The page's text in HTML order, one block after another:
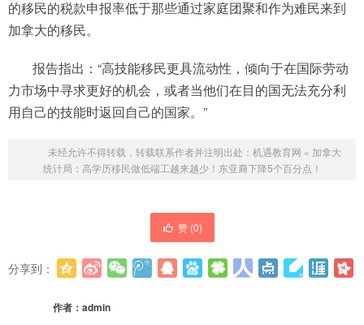
的移民的税款申报率低于那些通过家庭团聚和作为难民来到
加拿大的移民。
报告指出：“高技能移民更具流动性，倾向于在国际劳动
力市场中寻求更好的机会，或者当他们在目的国无法充分利
用自己的技能时返回自己的国家。”
未经允许不得转载，转载联系作者并注明出处： 机遇教育网 » 加拿大
统计局：高学历移民做低端工越来越少！东亚裔下降5个百分点！
赞 (0)
分享到：
作者： admin